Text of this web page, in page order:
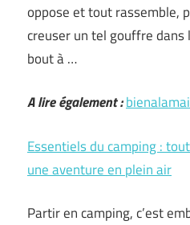
oppose et tout rassemble,
creuser un tel gouffre dans
bout à …
A lire également :
Essentiels du camping :
une aventure en plein air
Partir en camping, c’est